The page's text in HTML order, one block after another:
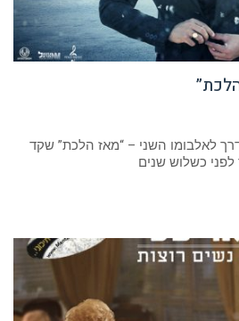
לאלבומו השני – “מאז הלכת” שקד
כשלוש שנים